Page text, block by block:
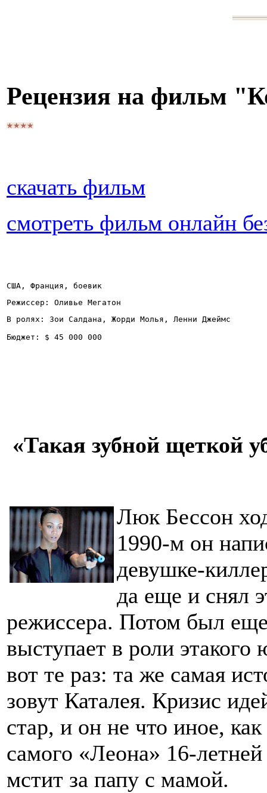
Рецензия на фильм
скачать фильм
смотреть фильм онлайн
США, Франция, боевик
Режиссер: Оливье Мегатон
В ролях: Зои Салдана, Жорди Молья, Ленни Джеймс
Бюджет: $ 45 000 000
«Такая зубной щеткой
Люк Бессон
1990-м он
девушке-
да еще и снял
режиссера. Потом был
выступает в роли
вот те раз: та же самая
зовут Каталея. Кризис
стар, и он не что иное,
самого «Леона» 16-
мстит за папу с мамой.